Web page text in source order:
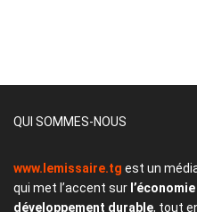
QUI SOMMES-NOUS
www.lemissaire.tg est un
qui met l’accent sur
développement durable, tout